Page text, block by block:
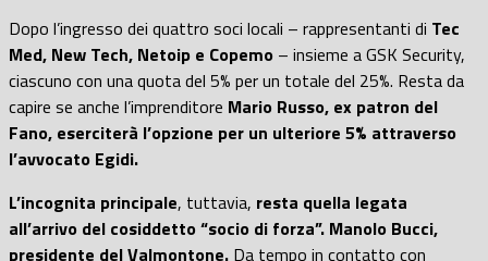
Dopo l’ingresso dei quattro soci locali – rappresentanti di Tec
Med, New Tech, Netoip e Copemo – insieme a GSK Security,
ciascuno con una quota del 5% per un totale del 25%. Resta da
capire se anche l’imprenditore Mario Russo, ex patron del
Fano, eserciterà l’opzione per un ulteriore 5% attraverso
l’avvocato Egidi.
L’incognita principale, tuttavia, resta quella legata
all’arrivo del cosiddetto “socio di forza”. Manolo Bucci,
presidente del Valmontone. Da tempo in contatto con